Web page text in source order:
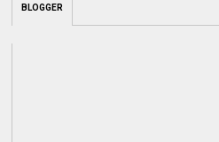
BLOGGER